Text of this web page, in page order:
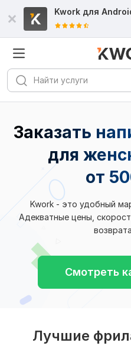
Kwork для
Заказать
для
от
Kwork - это удобный
Адекватные цены,
Смотреть
Лучшие